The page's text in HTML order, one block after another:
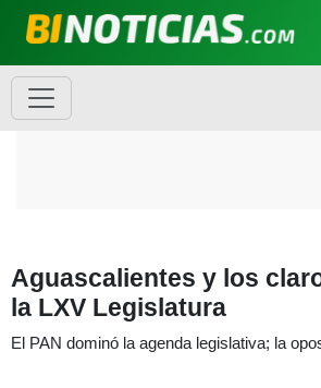
Aguascalientes y los
la LXV Legislatura
El PAN dominó la agenda legislativa; la